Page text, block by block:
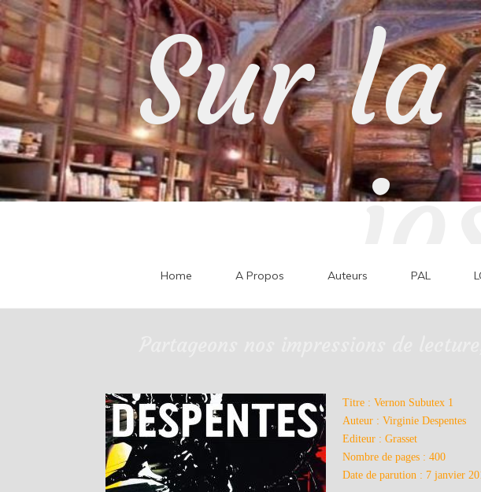
Skip
to
content
Sur
Home A Propos Auteurs PAL
Titre : Vernon Subutex 1
Auteur : Virginie Despentes
Editeur : Grasset
Nombre de pages : 400
Date de parution : 7 janvier